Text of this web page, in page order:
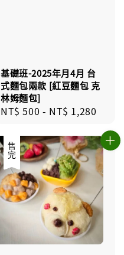
基礎班-2025年月4月 台
式麵包兩款 [紅豆麵包 克
林姆麵包]
Regular
NT$ 500 - NT$ 1,280
售完